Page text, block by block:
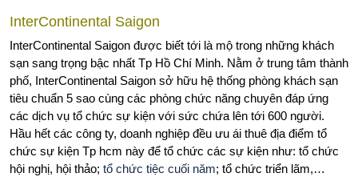
InterContinental Saigon
InterContinental Saigon được biết tới là mộ trong những khách
sạn sang trọng bậc nhất Tp Hồ Chí Minh. Nằm ở trung tâm thành
phố, InterContinental Saigon sở hữu hệ thống phòng khách sạn
tiêu chuẩn 5 sao cùng các phòng chức năng chuyên đáp ứng
các dịch vụ tổ chức sự kiện với sức chứa lên tới 600 người.
Hầu hết các công ty, doanh nghiệp đều ưu ái thuê địa điểm tổ
chức sự kiện Tp hcm này để tổ chức các sự kiện như: tổ chức
hội nghị, hội thảo; tổ chức tiệc cuối năm; tổ chức triển lãm,…